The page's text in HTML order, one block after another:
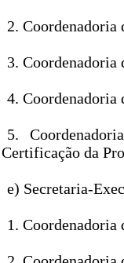
2. Coordenadoria
3. Coordenadoria
4. Coordenadoria
5.
Certificação da
e) Secretaria-
1.